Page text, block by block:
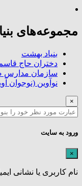
مجموعه‌های
بنیاد بهشت
دختران حاج
سازمان مدارس
نوآوین (نوجوان
×
ورود به سایت
×
نام کاربری یا نشانی